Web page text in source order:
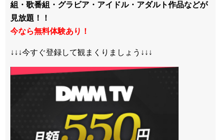
組・歌番組・グラビア・アイドル・アダルト作品などが
見放題！！
今なら無料体験あり！
↓↓↓今すぐ登録して観まくりましょう↓↓↓